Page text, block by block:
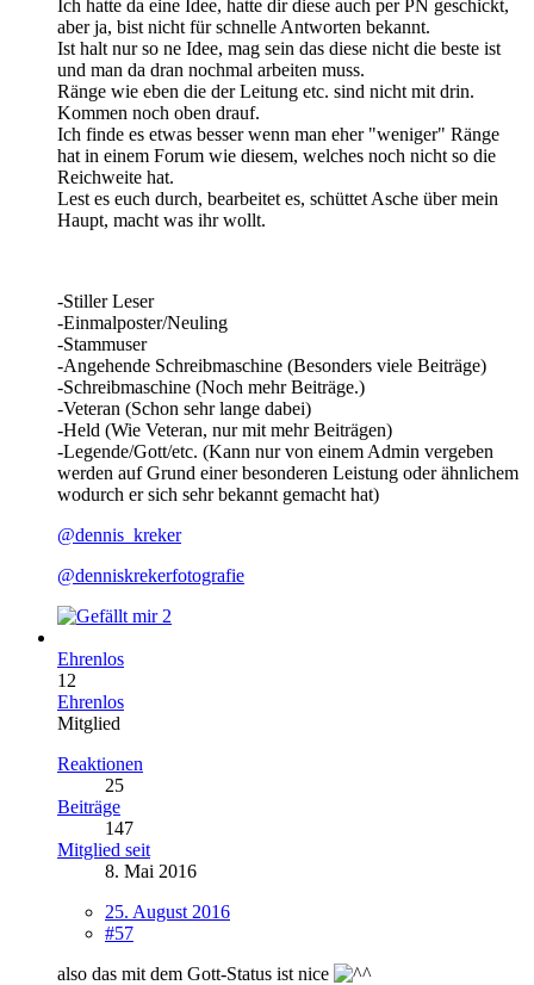
Ich hatte da eine Idee, hatte dir diese auch per PN geschickt,
aber ja, bist nicht für schnelle Antworten bekannt.
Ist halt nur so ne Idee, mag sein das diese nicht die beste ist
und man da dran nochmal arbeiten muss.
Ränge wie eben die der Leitung etc. sind nicht mit drin.
Kommen noch oben drauf.
Ich finde es etwas besser wenn man eher "weniger" Ränge
hat in einem Forum wie diesem, welches noch nicht so die
Reichweite hat.
Lest es euch durch, bearbeitet es, schüttet Asche über mein
Haupt, macht was ihr wollt.
-Stiller Leser
-Einmalposter/Neuling
-Stammuser
-Angehende Schreibmaschine (Besonders viele Beiträge)
-Schreibmaschine (Noch mehr Beiträge.)
-Veteran (Schon sehr lange dabei)
-Held (Wie Veteran, nur mit mehr Beiträgen)
-Legende/Gott/etc. (Kann nur von einem Admin vergeben
werden auf Grund einer besonderen Leistung oder ähnlichem
wodurch er sich sehr bekannt gemacht hat)
@dennis_kreker
@denniskrekerfotografie
2
Ehrenlos
12
Ehrenlos
Mitglied
Reaktionen
25
Beiträge
147
Mitglied seit
8. Mai 2016
25. August 2016
#57
also das mit dem Gott-Status ist nice